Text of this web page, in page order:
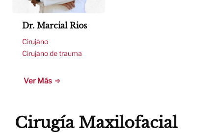
Dr. Marcial Rios
Cirujano
Cirujano de trauma
Ver Más
Cirugía Maxilofacial